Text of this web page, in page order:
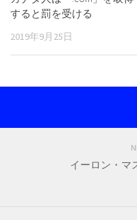
すると罰を受ける
2019年9月25日
イーロン・マ